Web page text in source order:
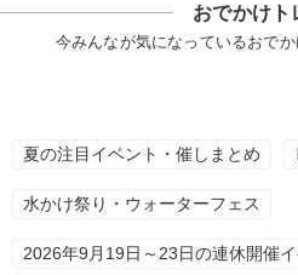
おでかけト
今みんなが気になっているおで
夏の注目イベント・催しまとめ
水かけ祭り・ウォーターフェス
2026年9月19日～23日の連休開催イ